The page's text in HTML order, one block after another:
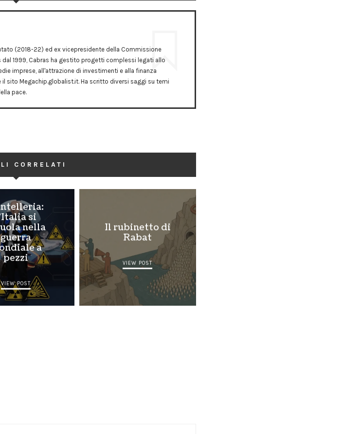
(2018-22) ed ex vicepresidente della Commissione
dal 1999, Cabras ha gestito progetti complessi legati allo
imprese, all'attrazione di investimenti e alla finanza
il sito Megachip.globalist.it. Ha scritto diversi saggi su temi
pace.
CORRELATI
si
nella
guerra
a
pezzi
VIEW POST
Il rubinetto di
Rabat
VIEW POST